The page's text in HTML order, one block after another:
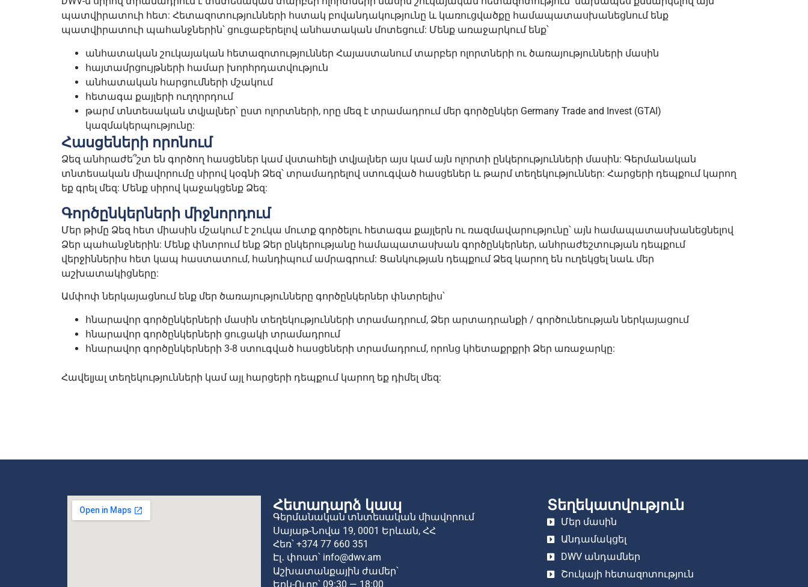
պատվիրատուի հետ: Հետազոտությունների հստակ բովանդակությունը և կառուցվածքը համապատասխանեցնում ենք
պատվիրատուի պահանջներին՝ ցուցաբերելով անհատական մոտեցում: Մենք առաջարկում ենք՝
անհատական շուկայական հետազոտություններ Հայաստանում տարբեր ոլորտների ու ծառայությունների մասին
հայտամրցույթների համար խորհրդատվություն
անհատական հարցումների մշակում
հետագա քայլերի ուղղորդում
թարմ տնտեսական տվյալներ՝ ըստ ոլորտների, որը մեզ է տրամադրում մեր գործընկեր Germany Trade and Invest (GTAI)
կազմակերպությունը:
Հասցեների որոնում
Ձեզ անհրաժե՞շտ են գործող հասցեներ կամ վստահելի տվյալներ այս կամ այն ոլորտի ընկերությունների մասին: Գերմանական
տնտեսական միավորումը սիրով կօգնի Ձեզ՝ տրամադրելով ստուգված հասցեներ և թարմ տեղեկություններ: Հարցերի դեպքում կարող
եք գրել մեզ: Մենք սիրով կաջակցենք Ձեզ:
Գործընկերների միջնորդում
Մեր թիմը Ձեզ հետ միասին մշակում է շուկա մուտք գործելու հետագա քայլերն ու ռազմավարությունը՝ այն համապատասխանեցնելով
Ձեր պահանջներին: Մենք փնտրում ենք Ձեր ընկերությանը համապատասխան գործընկերներ, անհրաժեշտության դեպքում
վերջիններիս հետ կապ հաստատում, հանդիպում ամրագրում: Ցանկության դեպքում Ձեզ կարող են ուղեկցել նաև մեր
աշխատակիցները:
Ամփոփ ներկայացնում ենք մեր ծառայությունները գործընկերներ փնտրելիս՝
հնարավոր գործընկերների մասին տեղեկությունների տրամադրում, Ձեր արտադրանքի / գործունեության ներկայացում
հնարավոր գործընկերների ցուցակի տրամադրում
հնարավոր գործընկերների 3-8 ստուգված հասցեների տրամադրում, որոնց կհետաքրքրի Ձեր առաջարկը:
Հավելյալ տեղեկությունների կամ այլ հարցերի դեպքում կարող եք դիմել մեզ:
Հետադարձ կապ
Գերմանական տնտեսական միավորում
Սայաթ-Նովա 19, 0001 Երևան, ՀՀ
Հեռ՝ +374 77 660 351
Էլ․ փոստ՝ info@dwv.am
Աշխատանքային ժամեր՝
Երկ-Ուրբ՝ 09:30 — 18:00
Տեղեկատվություն
Մեր մասին
Անդամակցել
DWV անդամներ
Շուկայի հետազոտություն